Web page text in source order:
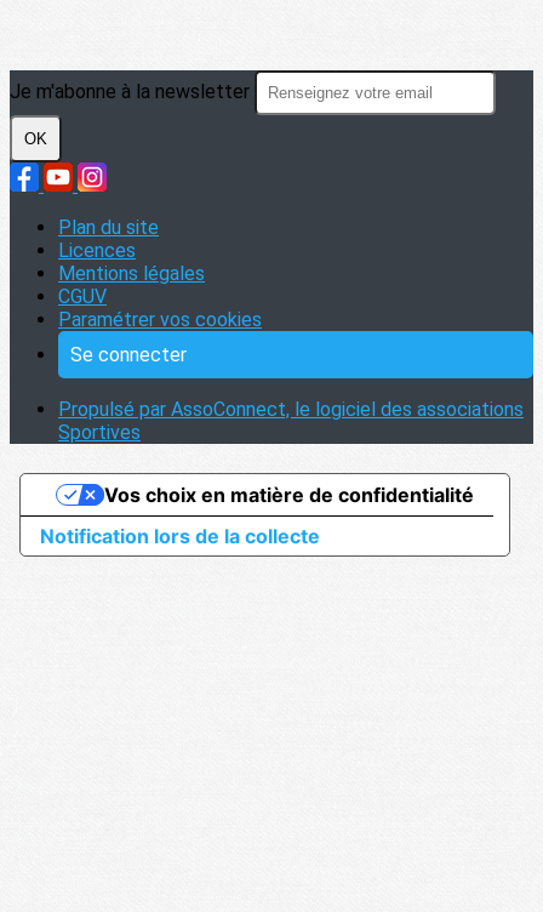
Je m'abonne à la newsletter
OK
Plan du site
Licences
Mentions légales
CGUV
Paramétrer vos cookies
Se connecter
Propulsé par AssoConnect, le logiciel des associations
Sportives
Notification lors de la collecte
Vos choix en matière de confidentialité